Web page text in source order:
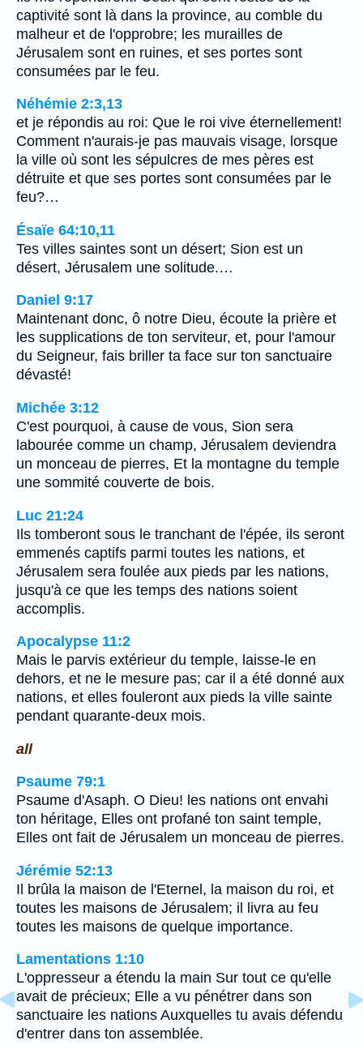
captivité sont là dans la province, au comble du
malheur et de l'opprobre; les murailles de
Jérusalem sont en ruines, et ses portes sont
consumées par le feu.
Néhémie 2:3,13
et je répondis au roi: Que le roi vive éternellement!
Comment n'aurais-je pas mauvais visage, lorsque
la ville où sont les sépulcres de mes pères est
détruite et que ses portes sont consumées par le
feu?…
Ésaïe 64:10,11
Tes villes saintes sont un désert; Sion est un
désert, Jérusalem une solitude.…
Daniel 9:17
Maintenant donc, ô notre Dieu, écoute la prière et
les supplications de ton serviteur, et, pour l'amour
du Seigneur, fais briller ta face sur ton sanctuaire
dévasté!
Michée 3:12
C'est pourquoi, à cause de vous, Sion sera
labourée comme un champ, Jérusalem deviendra
un monceau de pierres, Et la montagne du temple
une sommité couverte de bois.
Luc 21:24
Ils tomberont sous le tranchant de l'épée, ils seront
emmenés captifs parmi toutes les nations, et
Jérusalem sera foulée aux pieds par les nations,
jusqu'à ce que les temps des nations soient
accomplis.
Apocalypse 11:2
Mais le parvis extérieur du temple, laisse-le en
dehors, et ne le mesure pas; car il a été donné aux
nations, et elles fouleront aux pieds la ville sainte
pendant quarante-deux mois.
all
Psaume 79:1
Psaume d'Asaph. O Dieu! les nations ont envahi
ton héritage, Elles ont profané ton saint temple,
Elles ont fait de Jérusalem un monceau de pierres.
Jérémie 52:13
Il brûla la maison de l'Eternel, la maison du roi, et
toutes les maisons de Jérusalem; il livra au feu
toutes les maisons de quelque importance.
Lamentations 1:10
L'oppresseur a étendu la main Sur tout ce qu'elle
avait de précieux; Elle a vu pénétrer dans son
sanctuaire les nations Auxquelles tu avais défendu
d'entrer dans ton assemblée.